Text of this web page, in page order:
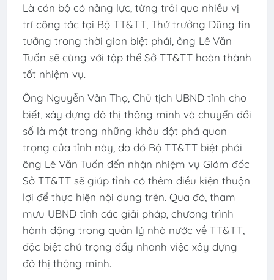
Là cán bộ có năng lực, từng trải qua nhiều vị
trí công tác tại Bộ TT&TT, Thứ trưởng Dũng tin
tưởng trong thời gian biệt phái, ông Lê Văn
Tuấn sẽ cùng với tập thể Sở TT&TT hoàn thành
tốt nhiệm vụ.
Ông Nguyễn Văn Thọ, Chủ tịch UBND tỉnh cho
biết, xây dựng đô thị thông minh và chuyển đổi
số là một trong những khâu đột phá quan
trọng của tỉnh này, do đó Bộ TT&TT biệt phái
ông Lê Văn Tuấn đến nhận nhiệm vụ Giám đốc
Sở TT&TT sẽ giúp tỉnh có thêm điều kiện thuận
lợi để thực hiện nội dung trên. Qua đó, tham
mưu UBND tỉnh các giải pháp, chương trình
hành động trong quản lý nhà nước về TT&TT,
đặc biệt chú trọng đẩy nhanh việc xây dựng
đô thị thông minh.